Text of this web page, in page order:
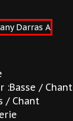
:Basse / Chant
/ Chant